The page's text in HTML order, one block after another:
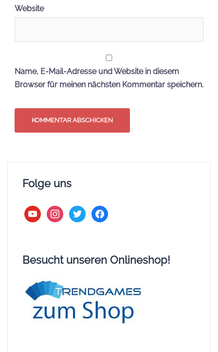
Website
Name, E-Mail-Adresse und Website in diesem
Browser für meinen nächsten Kommentar speichern.
Folge uns
youtubeinstagram
twitter facebook
Besucht unseren Onlineshop!